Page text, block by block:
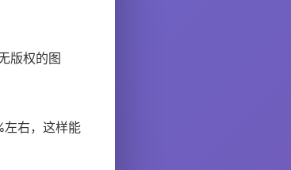
版权的图
左右，这样能